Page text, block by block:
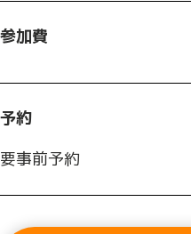
参加費
予約
要事前予約